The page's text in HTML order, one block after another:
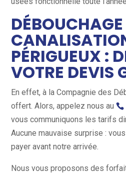
DÉBOUCHAGE
PÉRIGUEUX :
VOTRE DEVIS
En effet, à la Compagnie des
offert. Alors, appelez nous au
vous communiquons les tarifs
Aucune mauvaise surprise :
payer avant notre arrivée.
Nous vous proposons des